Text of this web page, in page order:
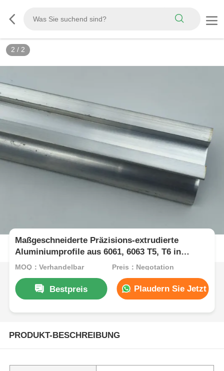
2 / 2
Maßgeschneiderte Präzisions-extrudierte
Aluminiumprofile aus 6061, 6063 T5, T6 in
Sonderformen für industrielle Anwendungen
MOQ：Verhandelbar Preis：Negotation
Bestpreis Plaudern Sie Jetzt
PRODUKT-BESCHREIBUNG